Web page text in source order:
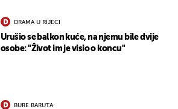
DRAMA U RIJECI
Urušio se balkon kuće, na njemu bile dvije
osobe: "Život im je visio o koncu"
BURE BARUTA